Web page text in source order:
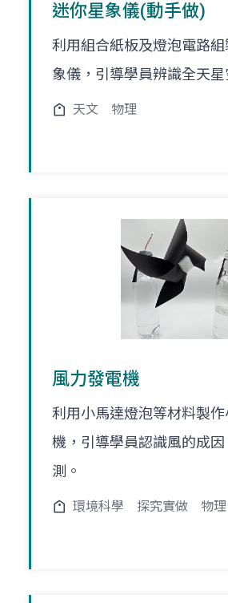
迷你星象儀(動手做)
利用組合紙板及燈泡電路
象儀，引導學員辨識全天星
天文 物理
風力發電機
利用小馬達燈泡等材料製
機，引導學員認識風的成
測。
環境科學 探究實做 物理